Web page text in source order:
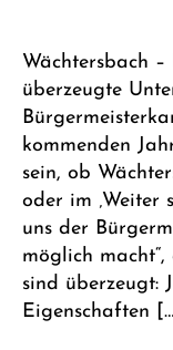
Wächtersbach
überzeugte
kommenden
sein, ob
oder im ‚Weiter
uns der
möglich
sind überzeugt:
Eigenschaften […]